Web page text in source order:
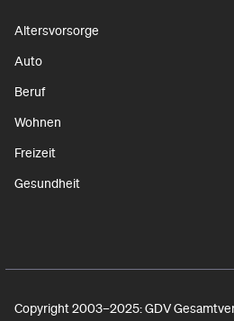
Altersvorsorge
Auto
Beruf
Wohnen
Freizeit
Gesundheit
Copyright 2003–2025: GDV